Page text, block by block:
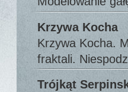
Krzywa Kocha
Krzywa Kocha.
fraktali.
Trójkąt